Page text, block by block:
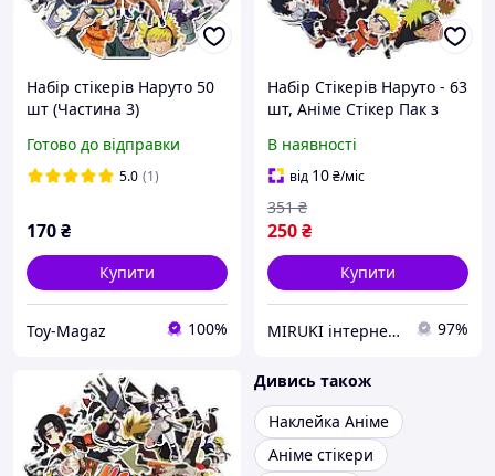
Набір стікерів Наруто 50
шт (Частина 3)
наклейки
Готово до відправки
5.0 (1)
170₴
Купити
Toy-Magaz 100%
Набір Стікерів Наруто - 63
шт, Аніме Стікер Пак з
скейт, телефон, ноут |
Naruto Stickers
В наявності
від 10₴/міс
250₴
351 ₴
Купити
MIRUKI інтернет-магазин 97%
Дивись також
Наклейка Аніме
Аніме стікери